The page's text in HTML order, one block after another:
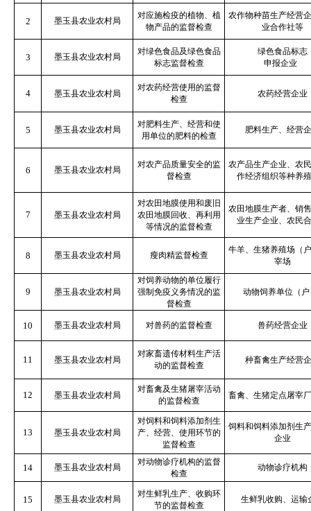
2 墨玉县农业农村局
对应施检疫的植物、植
物产品的监督检查
农作物种苗生产经营
业合作社等
3 墨玉县农业农村局
对绿色食品及绿色食品
标志监督检查
绿色食品标志
申报企业
4 墨玉县农业农村局
对农药经营使用的监督
检查
农药经营企业
5 墨玉县农业农村局
对肥料生产、经营和使
用单位的肥料的检查
肥料生产、经营
6 墨玉县农业农村局
对农产品质量安全的监
督检查
农产品生产企业、农
作经济组织等种养
7 墨玉县农业农村局
对农田地膜使用和废旧
农田地膜回收、再利用
等情况的监督检查
农田地膜生产者、销
业生产企业、农民
8 墨玉县农业农村局 瘦肉精监督检查
牛羊、生猪养殖场（
宰场
9 墨玉县农业农村局
对饲养动物的单位履行
强制免疫义务情况的监
督检查
动物饲养单位（
10 墨玉县农业农村局 对兽药的监督检查 兽药经营企业
11 墨玉县农业农村局
对家畜遗传材料生产活
动的监督检查
种畜禽生产经营
12 墨玉县农业农村局
对畜禽及生猪屠宰活动
的监督检查
畜禽、生猪定点屠宰
13 墨玉县农业农村局
对饲料和饲料添加剂生
产、经营、使用环节的
监督检查
饲料和饲料添加剂生
企业
14 墨玉县农业农村局
对动物诊疗机构的监督
检查
动物诊疗机构
15 墨玉县农业农村局
对生鲜乳生产、收购环
节的监督检查
生鲜乳收购、运输